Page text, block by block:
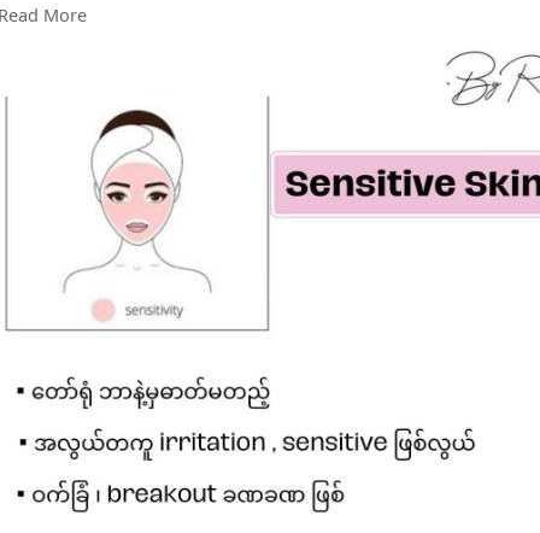
နဲ့ တူတူ ပုံလေးတွေနဲ့ ကိုယ့်ရဲ့ skintype ကို အလွယ်တကူ ခွဲကြ
More